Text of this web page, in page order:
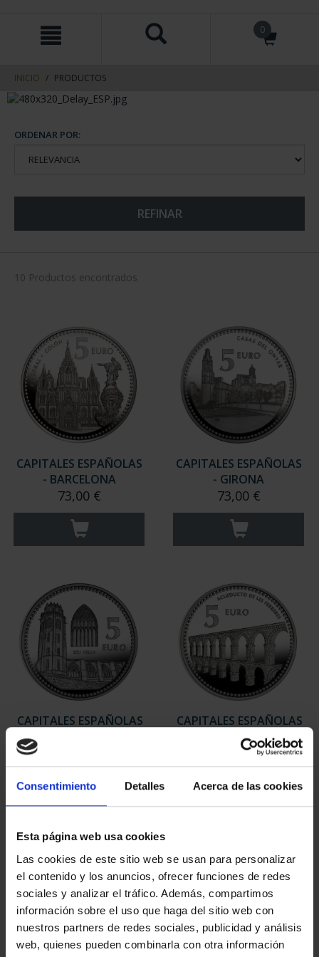
Consentimiento Detalles Acerca de las cookies
Esta página web usa cookies
Las cookies de este sitio web se usan para personalizar
el contenido y los anuncios, ofrecer funciones de redes
sociales y analizar el tráfico. Además, compartimos
información sobre el uso que haga del sitio web con
nuestros partners de redes sociales, publicidad y análisis
web, quienes pueden combinarla con otra información
contenido
navegacin
0
INICIO PRODUCTOS
ORDENAR POR:
REFINAR
10 Productos encontrados
CAPITALES ESPAÑOLAS
- BARCELONA
73,00 €
CAPITALES ESPAÑOLAS
- GIRONA
73,00 €
CAPITALES ESPAÑOLAS
CAPITALES ESPAÑOLAS
- TARRAGONA
73,00 €